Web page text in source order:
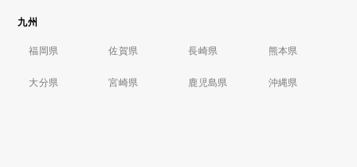
九州
福岡県 佐賀県 長崎県 熊本県
大分県 宮崎県 鹿児島県 沖縄県